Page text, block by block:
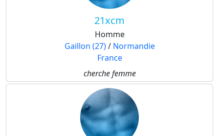
21xcm
Homme
Gaillon (27)/ Normandie
France
cherche femme